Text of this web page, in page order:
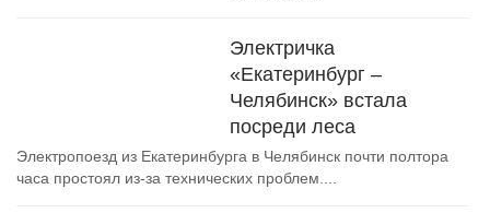
Электричка
«Екатеринбург –
Челябинск» встала
посреди леса
Электропоезд из Екатеринбурга в Челябинск почти полтора
часа простоял из-за технических проблем....